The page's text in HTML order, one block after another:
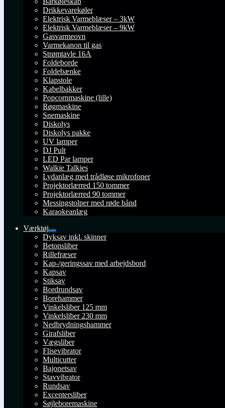
Drikkevarekøler
Elektrisk Varmeblæser – 3kW
Elektrisk Varmeblæser – 9kW
Gasvarmeovn
Varmekanon til gas
Strømtavle 16A
Foldeborde
Foldebænke
Klapstole
Kabelbakker
Popcornmaskine (lille)
Røgmaskine
Snemaskine
Diskolys
Diskolys pakke
UV lamper
DJ Pult
LED Par lamper
Walkie Talkies
Lydanlæg med trådløse mikrofoner
Projektorlærred 150 tommer
Projektorlærred 90 tommer
Messingstolper med røde bånd
Karaokeanlæg
Værktøj
Udfold
undermenu
Dyksav inkl. skinner
Betonsliber
Rillefræser
Kap-/geringssav med arbejdsbord
Kapsav
Stiksav
Bordrundsav
Borehammer
Vinkelsliber 125 mm
Vinkelsliber 230 mm
Nedbrydningshammer
Girafsliber
Vægsliber
Flisevibrator
Multicutter
Bajonetsav
Stavvibrator
Rundsav
Excentersliber
Søjleboremaskine